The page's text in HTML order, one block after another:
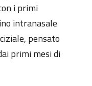
i primi
intranasale
pensato
primi mesi di